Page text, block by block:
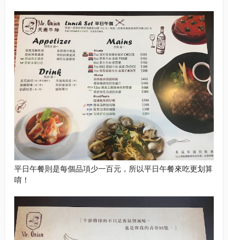
平日午餐則是每個品項少一百元，所以平日午餐來吃更划算
唷！